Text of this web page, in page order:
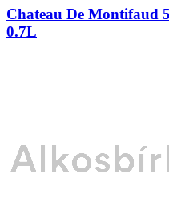
Chateau De Montifaud
0.7L